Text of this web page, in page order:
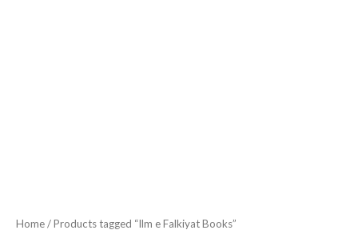
Home/ Products tagged “Ilm e Falkiyat Books”